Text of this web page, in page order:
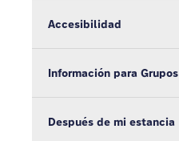
Accesibilidad
Información para Grupos
Después de mi estancia